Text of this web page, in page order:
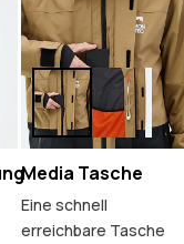
Media Tasche
Eine schnell
erreichbare Tasche